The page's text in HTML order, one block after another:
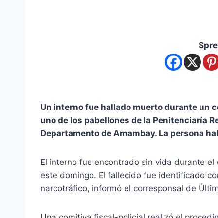
Un interno fue hallado muerto durante un
uno de los pabellones de la Penitenciaría
Departamento de Amambay. La persona
El interno fue encontrado sin vida durante
este domingo. El fallecido fue identificado
narcotráfico, informó el corresponsal de